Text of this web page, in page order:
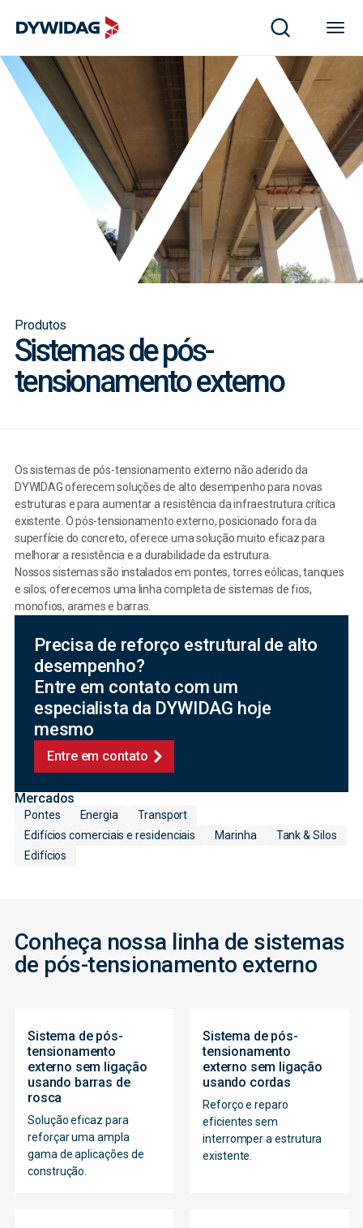
Produtos
Sistemas de pós-
tensionamento externo
Os sistemas de pós-tensionamento externo não aderido da
DYWIDAG oferecem soluções de alto desempenho para novas
estruturas e para aumentar a resistência da infraestrutura crítica
existente. O pós-tensionamento externo, posicionado fora da
superfície do concreto, oferece uma solução muito eficaz para
melhorar a resistência e a durabilidade da estrutura.
Nossos sistemas são instalados em pontes, torres eólicas, tanques
e silos; oferecemos uma linha completa de sistemas de fios,
monofios, arames e barras.
Precisa de reforço estrutural de alto
desempenho?
Entre em contato com um
especialista da DYWIDAG hoje
mesmo
Entre em contato
Mercados
Pontes Energia
Transport
Edifícios comerciais e residenciais
Marinha
Tank & Silos
Edifícios
Conheça nossa linha de sistemas
de pós-tensionamento externo
Sistema de pós-
tensionamento
externo sem ligação
usando barras de
rosca
Solução eficaz para
reforçar uma ampla
gama de aplicações de
construção.
Sistema de pós-
tensionamento
externo sem ligação
usando cordas
Reforço e reparo
eficientes sem
interromper a estrutura
existente.